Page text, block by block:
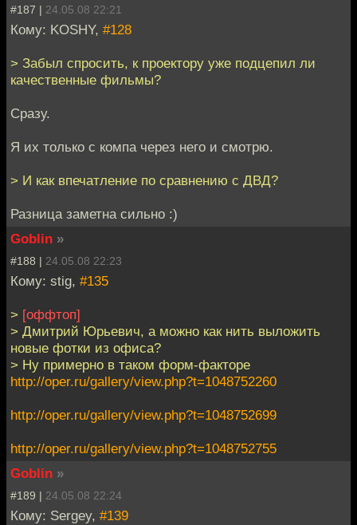
#187 | 24.05.08 22:21
Кому: KOSHY, #128
> Забыл спросить, к проектору уже подцепил ли
качественные фильмы?
Сразу.
Я их только с компа через него и смотрю.
> И как впечатление по сравнению с ДВД?
Разница заметна сильно :)
Goblin »
#188 | 24.05.08 22:23
Кому: stig, #135
> [оффтоп]
> Дмитрий Юрьевич, а можно как нить выложить
новые фотки из офиса?
> Ну примерно в таком форм-факторе
http://oper.ru/gallery/view.php?t=1048752260
http://oper.ru/gallery/view.php?t=1048752699
http://oper.ru/gallery/view.php?t=1048752755
Goblin »
#189 | 24.05.08 22:24
Кому: Sergey, #139